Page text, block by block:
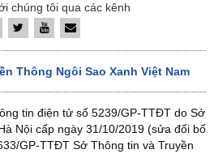
chúng tôi qua các kênh
Thông Ngôi Sao Xanh Việt Nam
tin điện tử số 5239/GP-TTĐT do Sở
Nội cấp ngày 31/10/2019 (sửa đổi bổ
GP-TTĐT Sở Thông tin và Truyền